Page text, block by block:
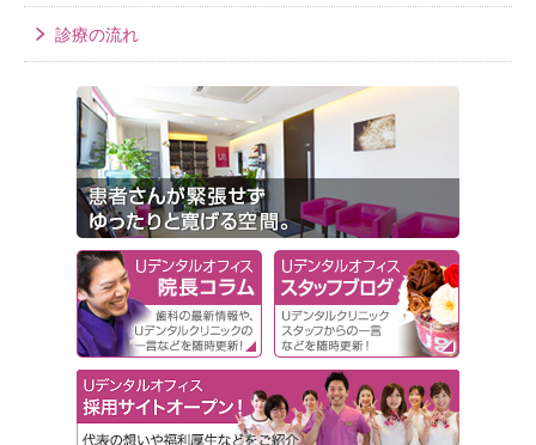
診療の流れ